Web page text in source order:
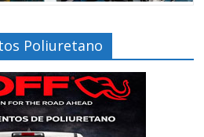
Poliuretano